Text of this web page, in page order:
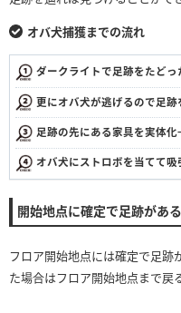
オバ犬捕獲までの流れ
ダークライトで足跡をたど
更にオバ犬が逃げるので足跡
足跡の先にある家具を実体
オバ犬にストロボを当てて吸
開始地点に確定で足跡があ
フロア開始地点には確定で足跡
た場合はフロア開始地点まで戻